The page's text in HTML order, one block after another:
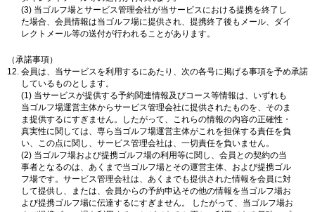
(3) 当ゴルフ場とサービス管理会社が当サービスにおける提携を終了し
た場合、会員情報は当ゴルフ場に提供され、提携終了後もメール、ダイ
レクトメール等の送付が行われることがあります。
（承諾事項）
会員は、当サービスを利用するにあたり、次の各号に掲げる事項を予め承諾
しているものとします。
(1) 当サービスが提供する予約関連情報及びコース等情報は、いずれも
当ゴルフ場運営主体からサービス管理会社に提供されたものを、そのま
ま提供するにすぎません。したがって、これらの情報の内容の正確性・
真実性に関しては、専ら当ゴルフ場運営主体がこれを担保する責任を負
い、この点に関し、サービス管理会社は、一切責任を負いません。
(2) 当ゴルフ場および提携ゴルフ場の利用等に関し、会員との契約の当
事者となるのは、あくまで当ゴルフ場とその運営主体、および提携ゴル
フ場です。サービス管理会社は、あくまでも提供された情報を会員に対
して提供し、または、会員からの予約申込その他の情報を当ゴルフ場お
よび提携ゴルフ場に伝達するにすぎません。 したがって、当ゴルフ場お